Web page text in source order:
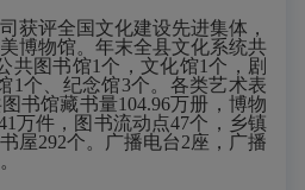
获评全国文化建设先进集体，
博物馆。 年末全县文化系统共
共图书馆1个，文化馆1个，剧
1个 、纪念馆3个。各类艺术表
书馆藏书量104.96万册，博物
1万件，图书流动点47个，乡镇
屋292个。广播电台2座，广播